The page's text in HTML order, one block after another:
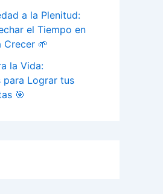
a la Plenitud:
el Tiempo en
Crecer 🌱
la Vida:
para Lograr tus
🎯